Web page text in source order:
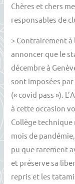
Chères et chers
responsables de
> Contrairement à
annoncer que le
décembre à
sont imposées
(« covid pass »).
à cette occasion
Collège
mois de
pu que rarement
et préserve sa
repris et les